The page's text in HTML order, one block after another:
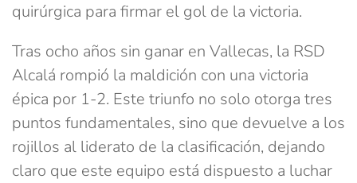
quirúrgica para firmar el gol de la victoria.
Tras ocho años sin ganar en Vallecas, la RSD
Alcalá rompió la maldición con una victoria
épica por 1-2. Este triunfo no solo otorga tres
puntos fundamentales, sino que devuelve a los
rojillos al liderato de la clasificación, dejando
claro que este equipo está dispuesto a luchar